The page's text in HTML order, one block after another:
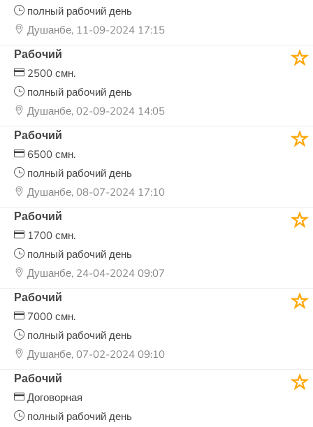
полный рабочий день
Душанбе, 11-09-2024 17:15
Рабочий
2500 смн.
полный рабочий день
Душанбе, 02-09-2024 14:05
Рабочий
6500 смн.
полный рабочий день
Душанбе, 08-07-2024 17:10
Рабочий
1700 смн.
полный рабочий день
Душанбе, 24-04-2024 09:07
Рабочий
7000 смн.
полный рабочий день
Душанбе, 07-02-2024 09:10
Рабочий
Договорная
полный рабочий день